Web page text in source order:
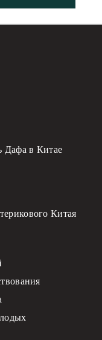
Дафа в Китае
Китая